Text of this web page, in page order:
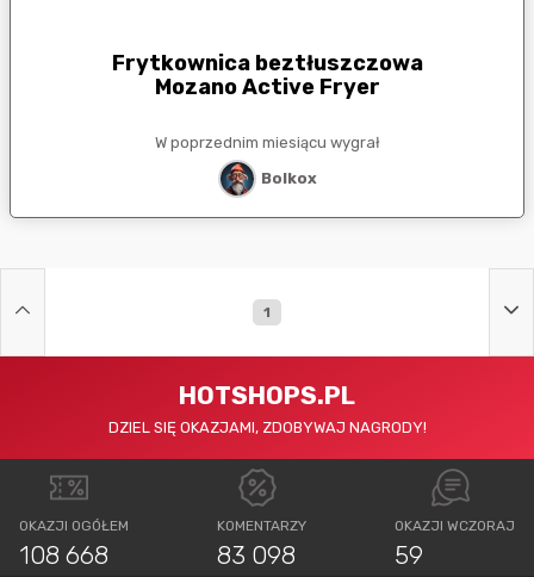
Frytkownica beztłuszczowa
Mozano Active Fryer
W poprzednim miesiącu wygrał
Bolkox
1
HOTSHOPS.PL
DZIEL SIĘ OKAZJAMI, ZDOBYWAJ NAGRODY!
OKAZJI OGÓŁEM
108 668
KOMENTARZY
83 098
OKAZJI WCZORAJ
59